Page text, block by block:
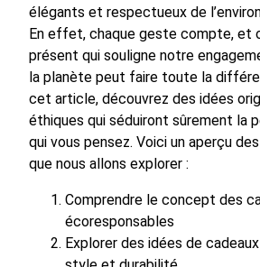
élégants et respectueux de
En effet, chaque geste compte, et
présent qui souligne notre
la planète peut faire toute la
cet article, découvrez des idées
éthiques qui séduiront sûrement la
qui vous pensez. Voici un aperçu
que nous allons explorer :
Comprendre le concept des
écoresponsables
Explorer des idées de